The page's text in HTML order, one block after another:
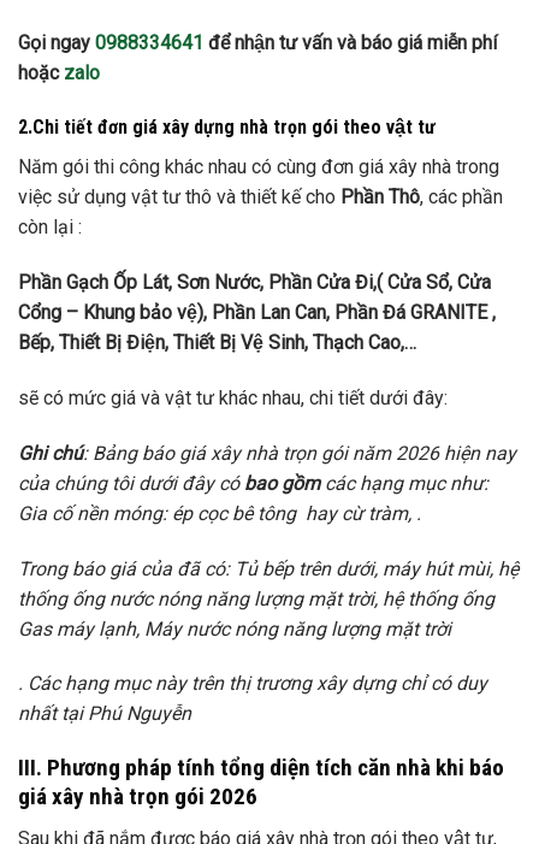
Gọi ngay 0988334641 để nhận tư vấn và báo giá miễn phí
hoặc zalo
2.Chi tiết đơn giá xây dựng nhà trọn gói theo vật tư
Năm gói thi công khác nhau có cùng đơn giá xây nhà trong
việc sử dụng vật tư thô và thiết kế cho Phần Thô, các phần
còn lại :
Phần Gạch Ốp Lát, Sơn Nước, Phần Cửa Đi,( Cửa Sổ, Cửa
Cổng – Khung bảo vệ), Phần Lan Can, Phần Đá GRANITE ,
Bếp, Thiết Bị Điện, Thiết Bị Vệ Sinh, Thạch Cao,…
sẽ có mức giá và vật tư khác nhau, chi tiết dưới đây:
Ghi chú: Bảng báo giá xây nhà trọn gói năm 2026 hiện nay
của chúng tôi dưới đây có bao gồmcác hạng mục như:
Gia cố nền móng: ép cọc bê tông hay cừ tràm, .
Trong báo giá của đã có: Tủ bếp trên dưới, máy hút mùi, hệ
thống ống nước nóng năng lượng mặt trời, hệ thống ống
Gas máy lạnh, Máy nước nóng năng lượng mặt trời
. Các hạng mục này trên thị trương xây dựng chỉ có duy
nhất tại Phú Nguyễn
III. Phương pháp tính tổng diện tích căn nhà khi báo
giá xây nhà trọn gói 2026
Sau khi đã nắm được báo giá xây nhà trọn gói theo vật tư,